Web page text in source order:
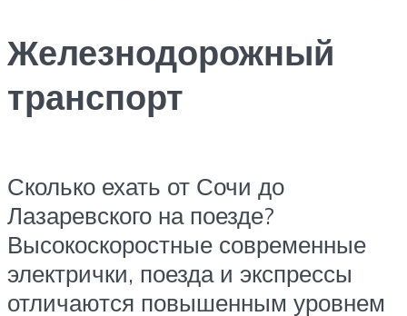
Железнодорожный
транспорт
Сколько ехать от Сочи до
Лазаревского на поезде?
Высокоскоростные современные
электрички, поезда и экспрессы
отличаются повышенным уровнем